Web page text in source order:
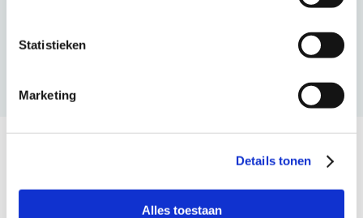
Statistieken
Marketing
Details tonen
Alles toestaan
** Beschikking bewind verplicht
Nieuwe deelnemer of extra